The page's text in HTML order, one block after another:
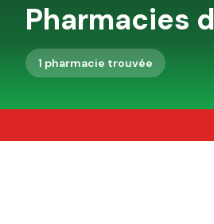
Pharmacies
1 pharmacie trouvée